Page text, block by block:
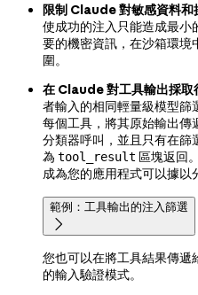
限制 Claude 對敏感資料和
使成功的注入只能造成最
要的機密資訊，在沙箱環境
圍。
在 Claude 對工具輸出採取
者輸入的相同輕量級模型篩
每個工具，將其原始輸出
分類器呼叫，並且只有在篩
為 tool_result 區塊返回
成為您的應用程式可以據以
範例：工具輸出的注入篩選

您也可以在將工具結果傳
的輸入驗證模式。